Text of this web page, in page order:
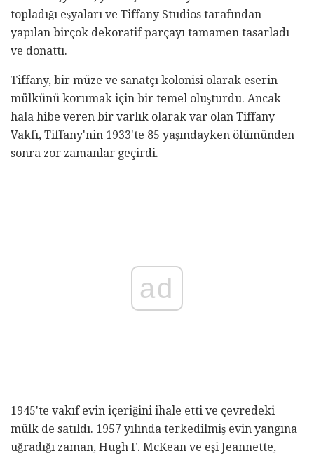
topladığı eşyaları ve Tiffany Studios tarafından
yapılan birçok dekoratif parçayı tamamen tasarladı
ve donattı.
Tiffany, bir müze ve sanatçı kolonisi olarak eserin
mülkünü korumak için bir temel oluşturdu. Ancak
hala hibe veren bir varlık olarak var olan Tiffany
Vakfı, Tiffany'nin 1933'te 85 yaşındayken ölümünden
sonra zor zamanlar geçirdi.
ad
1945'te vakıf evin içeriğini ihale etti ve çevredeki
mülk de satıldı. 1957 yılında terkedilmiş evin yangına
uğradığı zaman, Hugh F. McKean ve eşi Jeannette,